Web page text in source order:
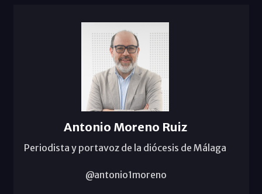
Antonio Moreno Ruiz
Periodista y portavoz de la diócesis de Málaga
@antonio1moreno